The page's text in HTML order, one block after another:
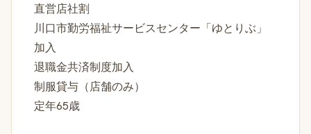
直営店社割
川口市勤労福祉サービスセンター「ゆとりぶ」
加入
退職金共済制度加入
制服貸与（店舗のみ）
定年65歳